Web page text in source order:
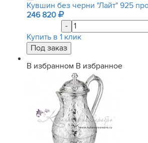
Кувшин без черни "Лайт" 925
246 820
-
Купить в 1 клик
В избранном В избранное